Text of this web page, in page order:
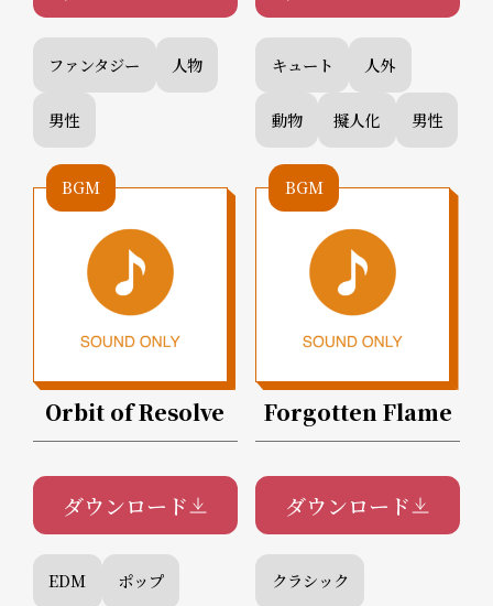
ファンタジー 人物
男性
キュート 人外
動物 擬人化 男性
BGM
Orbit of Resolve
ダウンロード
EDM ポップ
BGM
Forgotten Flame
ダウンロード
クラシック